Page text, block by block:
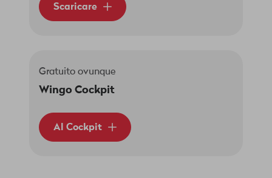
Scaricare
Gratuito ovunque
Wingo Cockpit
Al Cockpit